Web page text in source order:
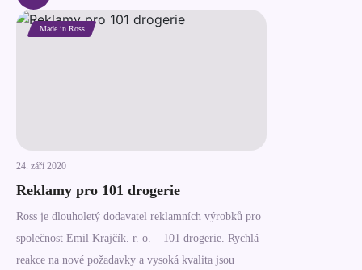
Made in Ross
24. září 2020
Reklamy pro 101 drogerie
Ross je dlouholetý dodavatel reklamních výrobků pro
společnost Emil Krajčík. r. o. – 101 drogerie. Rychlá
reakce na nové požadavky a vysoká kvalita jsou